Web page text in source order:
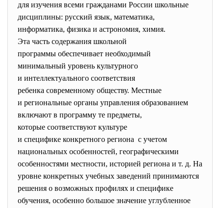
для изучения всеми гражданами России школьные
дисциплины: русский язык, математика,
информатика, физика и астрономия, химия.
Эта часть содержания школьной
программы обеспечивает необходимый
минимальный уровень культурного
и интеллектуального соответствия
ребенка современному обществу. Местные
и региональные органы управления образованием
включают в программу те предметы,
которые соответствуют культуре
и специфике конкретного региона с учетом
национальных особенностей, географическими
особенностями местности, историей региона и т. д. На
уровне конкретных учебных заведений принимаются
решения о возможных профилях и специфике
обучения, особенно большое значение углубленное